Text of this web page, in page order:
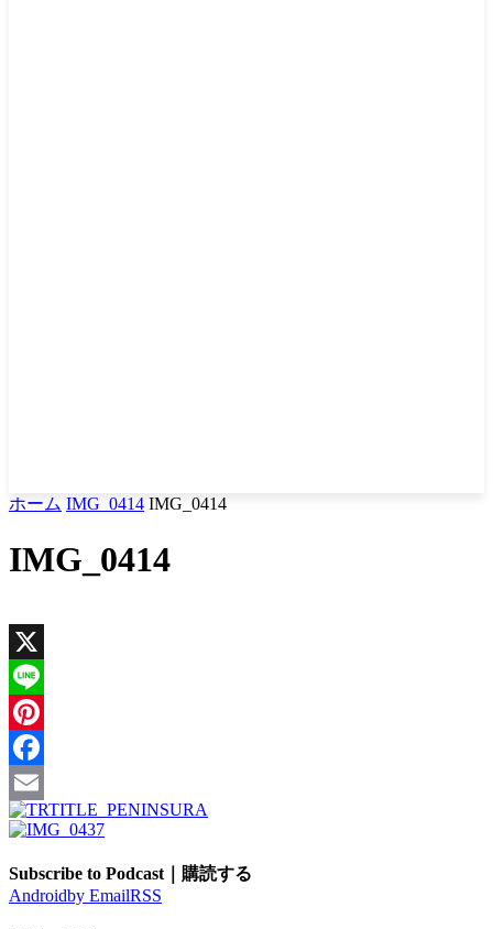
ホーム IMG_0414 IMG_0414
IMG_0414
X
Line
Pinterest
Facebook
Email
Subscribe to Podcast｜購読する
Androidby EmailRSS